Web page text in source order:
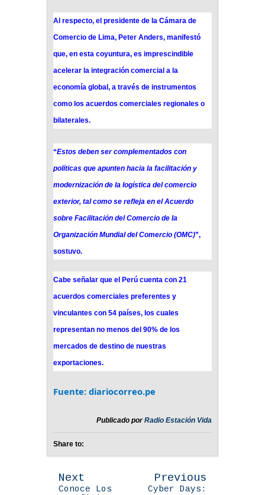
Al respecto, el presidente de la Cámara de
Comercio de Lima, Peter Anders, manifestó
que, en esta coyuntura, es imprescindible
acelerar la integración comercial a la
economía global, a través de instrumentos
como los acuerdos comerciales regionales o
bilaterales.
“Estos deben ser complementados con
políticas que apunten hacia la facilitación y
modernización de la logística del comercio
exterior, tal como se refleja en el Acuerdo
sobre Facilitación del Comercio de la
Organización Mundial del Comercio (OMC)”,
sostuvo.
Cabe señalar que el Perú cuenta con 21
acuerdos comerciales preferentes y
vinculantes con 54 países, los cuales
representan no menos del 90% de los
mercados de destino de nuestras
exportaciones.
Fuente: diariocorreo.pe
Publicado porRadio Estación Vida
Share to:
Next
Conoce Los
Previous
Cyber Days: